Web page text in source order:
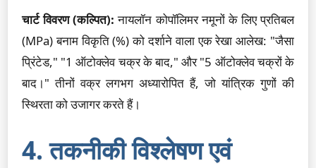
चार्ट विवरण (कल्पित): नायलॉन कोपॉलिमर नमूनों के लिए प्रतिबल
(MPa) बनाम विकृति (%) को दर्शाने वाला एक रेखा आलेख: "जैसा
प्रिंटेड," "1 ऑटोक्लेव चक्र के बाद," और "5 ऑटोक्लेव चक्रों के
बाद।" तीनों वक्र लगभग अध्यारोपित हैं, जो यांत्रिक गुणों की
स्थिरता को उजागर करते हैं।
4. तकनीकी विश्लेषण एवं